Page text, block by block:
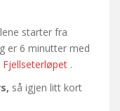
starter fra
er 6 minutter med
Fjellseterløpet .
så igjen litt kort